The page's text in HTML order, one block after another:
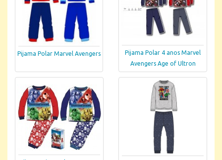
Pijama Polar Marvel Avengers
Pijama Polar 4 anos Marvel
Avengers Age of Ultron